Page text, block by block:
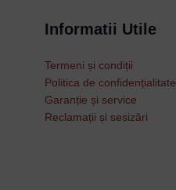
Informatii Utile
Termeni și condiții
Politica de confidențialitate
Garanție și service
Reclamații și sesizări